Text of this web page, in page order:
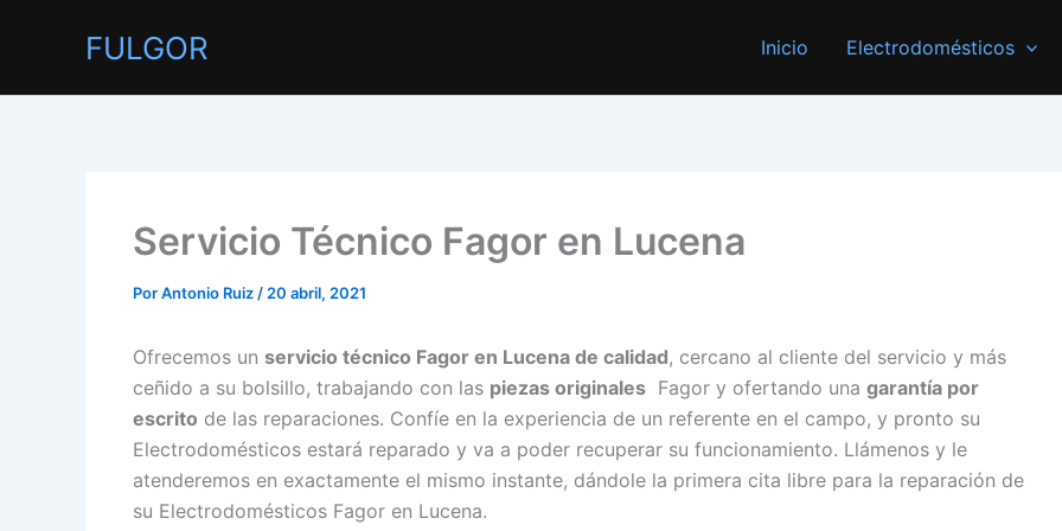
FULGOR Inicio Electrodomésticos
Servicio Técnico Fagor en Lucena
PorAntonio Ruiz / 20 abril, 2021
Ofrecemos un servicio técnico Fagor en Lucena de calidad, cercano al cliente del servicio y más
ceñido a su bolsillo, trabajando con las piezas originales Fagor y ofertando una garantía por
escrito de las reparaciones. Confíe en la experiencia de un referente en el campo, y pronto su
Electrodomésticos estará reparado y va a poder recuperar su funcionamiento. Llámenos y le
atenderemos en exactamente el mismo instante, dándole la primera cita libre para la reparación de
su Electrodomésticos Fagor en Lucena.